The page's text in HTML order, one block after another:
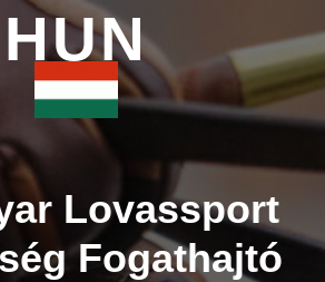
HUN
Lovassport
Fogathajtó